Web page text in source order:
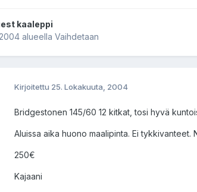
kaaleppi
alueella Vaihdetaan
Kirjoitettu 25. Lokakuuta, 2004
Bridgestonen 145/60 12 kitkat, tosi hyvä
Aluissa aika huono maalipinta. Ei tykkivanteet.
250€
Kajaani